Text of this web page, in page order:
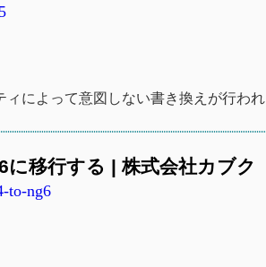
ィによって意図しない書き換えが行わ
移行する | 株式会社カブク
to-ng6